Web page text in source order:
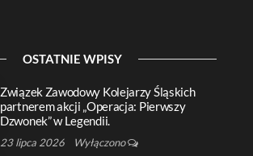
OSTATNIE WPISY
Związek Zawodowy Kolejarzy Śląskich
partnerem akcji „Operacja: Pierwszy
Dzwonek” w Legendii.
23 lipca 2026 Wyłączono